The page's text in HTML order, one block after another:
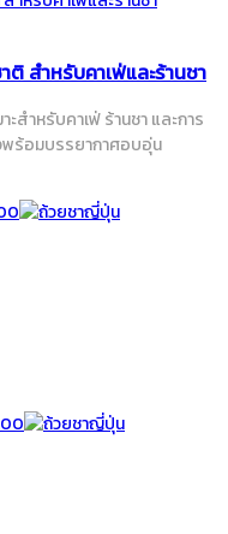
สำหรับคาเฟ่และร้านชา
สำหรับคาเฟ่ ร้านชา และการ
พร้อมบรรยากาศอบอุ่น